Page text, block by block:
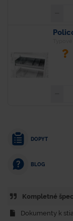
DOPYT
BLOG
Kompletné
Dokumenty k